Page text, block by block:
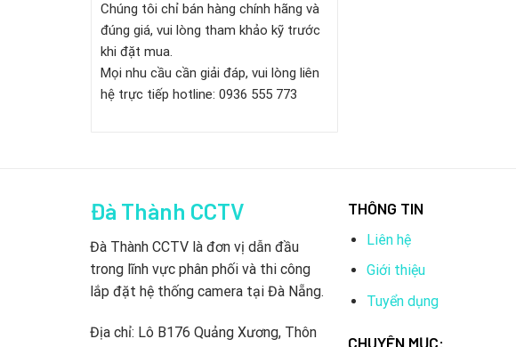
Chúng tôi chỉ bán hàng chính hãng và
đúng giá, vui lòng tham khảo kỹ trước
khi đặt mua.
Mọi nhu cầu cần giải đáp, vui lòng liên
hệ trực tiếp hotline: 0936 555 773
Đà Thành CCTV
Đà Thành CCTV là đơn vị dẫn đầu
trong lĩnh vực phân phối và thi công
lắp đặt hệ thống camera tại Đà Nẵng.
Địa chỉ: Lô B176 Quảng Xương, Thôn
THÔNG TIN
Liên hệ
Giới thiệu
Tuyển dụng
CHUYÊN MỤC: